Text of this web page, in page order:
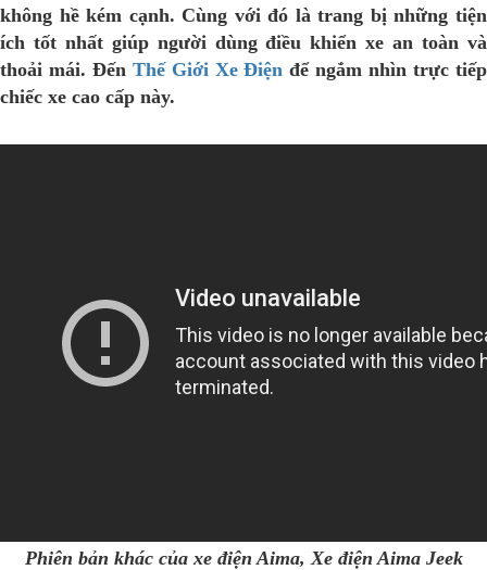
không hề kém cạnh. Cùng với đó là trang bị những tiện
ích tốt nhất giúp người dùng điều khiển xe an toàn và
thoải mái. Đến Thế Giới Xe Điện để ngắm nhìn trực tiếp
chiếc xe cao cấp này.
Phiên bản khác của xe điện Aima, Xe điện Aima Jeek